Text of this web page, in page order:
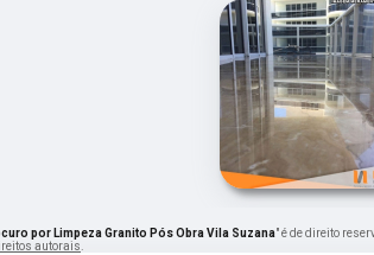
por Limpeza Granito Pós Obra Vila Suzana" é de direito
autorais.